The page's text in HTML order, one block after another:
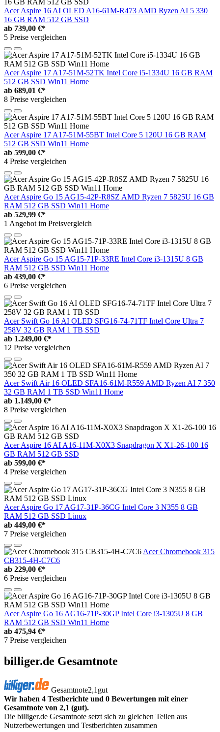
Acer Aspire 16 AI OLED A16-61M-R473 AMD Ryzen AI 5 330
16 GB RAM 512 GB SSD
ab 739,00 €*
5 Preise vergleichen
Acer Aspire 17 A17-51M-52TK Intel Core i5-1334U 16 GB RAM
512 GB SSD Win11 Home
ab 689,01 €*
8 Preise vergleichen
Acer Aspire 17 A17-51M-55BT Intel Core 5 120U 16 GB RAM
512 GB SSD Win11 Home
ab 599,00 €*
4 Preise vergleichen
Acer Aspire Go 15 AG15-42P-R8SZ AMD Ryzen 7 5825U 16 GB
RAM 512 GB SSD Win11 Home
ab 529,99 €*
1 Angebot im Preisvergleich
Acer Aspire Go 15 AG15-71P-33RE Intel Core i3-1315U 8 GB
RAM 512 GB SSD Win11 Home
ab 439,00 €*
6 Preise vergleichen
Acer Swift Go 16 AI OLED SFG16-74-71TF Intel Core Ultra 7
258V 32 GB RAM 1 TB SSD
ab 1.249,00 €*
12 Preise vergleichen
Acer Swift Air 16 OLED SFA16-61M-R559 AMD Ryzen AI 7 350
32 GB RAM 1 TB SSD Win11 Home
ab 1.149,00 €*
8 Preise vergleichen
Acer Aspire 16 AI A16-11M-X0X3 Snapdragon X X1-26-100 16
GB RAM 512 GB SSD
ab 599,00 €*
4 Preise vergleichen
Acer Aspire Go 17 AG17-31P-36CG Intel Core 3 N355 8 GB
RAM 512 GB SSD Linux
ab 449,00 €*
7 Preise vergleichen
Acer Chromebook 315
CB315-4H-C7C6
ab 229,00 €*
6 Preise vergleichen
Acer Aspire Go 16 AG16-71P-30GP Intel Core i3-1305U 8 GB
RAM 512 GB SSD Win11 Home
ab 475,94 €*
7 Preise vergleichen
billiger.de Gesamtnote
Gesamtnote2,1 gut
Wir haben 4 Testberichte und 0 Bewertungen mit einer
Gesamtnote von 2,1 (gut).
Die billiger.de Gesamtnote setzt sich zu gleichen Teilen aus
Nutzerbewertungen und Testberichten zusammen